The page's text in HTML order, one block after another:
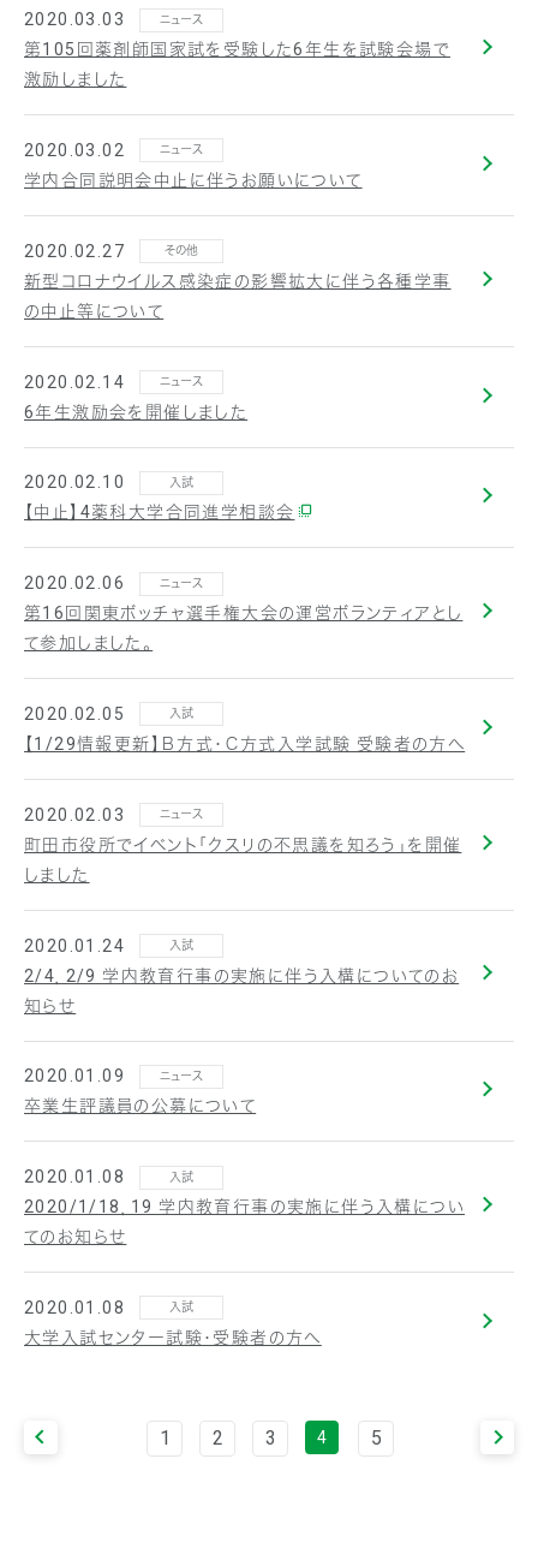
2020.03.03 ニュース
第105回薬剤師国家試を受験した6年生を試験会場で
激励しました
2020.03.02 ニュース
学内合同説明会中止に伴うお願いについて
2020.02.27 その他
新型コロナウイルス感染症の影響拡大に伴う各種学事
の中止等について
2020.02.14 ニュース
6年生激励会を開催しました
2020.02.10 入試
【中止】4薬科大学合同進学相談会
2020.02.06 ニュース
第16回関東ボッチャ選手権大会の運営ボランティアとし
て参加しました。
2020.02.05 入試
【1/29情報更新】Ｂ方式・Ｃ方式入学試験 受験者の方へ
2020.02.03 ニュース
町田市役所でイベント「クスリの不思議を知ろう」を開催
しました
2020.01.24 入試
2/4，2/9 学内教育行事の実施に伴う入構についてのお
知らせ
2020.01.09 ニュース
卒業生評議員の公募について
2020.01.08 入試
2020/1/18，19 学内教育行事の実施に伴う入構につい
てのお知らせ
2020.01.08 入試
大学入試センター試験・受験者の方へ
1 2 3 4 5